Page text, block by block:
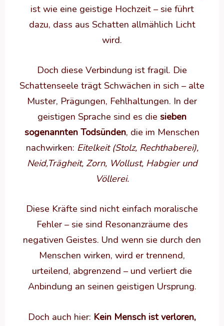
ist wie eine geistige Hochzeit – sie führt
dazu, dass aus Schatten allmählich Licht
wird.
Doch diese Verbindung ist fragil. Die
Schattenseele trägt Schwächen in sich – alte
Muster, Prägungen, Fehlhaltungen. In der
geistigen Sprache sind es die sieben
sogenannten Todsünden, die im Menschen
nachwirken: Eitelkeit (Stolz, Rechthaberei),
Neid,Trägheit, Zorn, Wollust, Habgier und
Völlerei.
Diese Kräfte sind nicht einfach moralische
Fehler – sie sind Resonanzräume des
negativen Geistes. Und wenn sie durch den
Menschen wirken, wird er trennend,
urteilend, abgrenzend – und verliert die
Anbindung an seinen geistigen Ursprung.
Doch auch hier: Kein Mensch ist verloren,